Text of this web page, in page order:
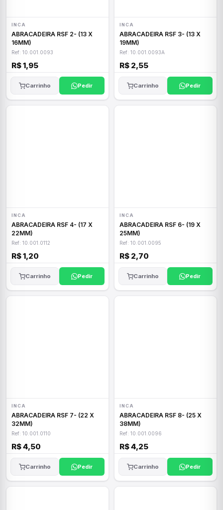
INCA
ABRACADEIRA RSF 2- (13 X
16MM)
Ref: 10.001.0093
R$ 1,95
Carrinho Pedir
INCA
ABRACADEIRA RSF 3- (13 X
19MM)
Ref: 10.001.0093A
R$ 2,55
Carrinho Pedir
INCA
ABRACADEIRA RSF 4- (17 X
22MM)
Ref: 10.001.0112
R$ 1,20
Carrinho Pedir
INCA
ABRACADEIRA RSF 6- (19 X
25MM)
Ref: 10.001.0095
R$ 2,70
Carrinho Pedir
INCA
ABRACADEIRA RSF 7- (22 X
32MM)
Ref: 10.001.0110
R$ 4,50
Carrinho Pedir
INCA
ABRACADEIRA RSF 8- (25 X
38MM)
Ref: 10.001.0096
R$ 4,25
Carrinho Pedir